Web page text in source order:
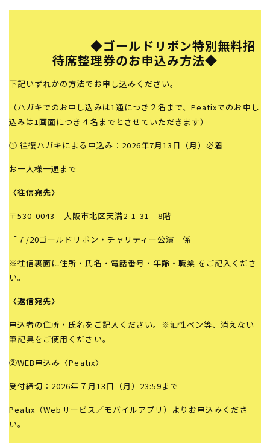
◆ゴールドリボン特別無料招
待席整理券のお申込み方法◆
下記いずれかの方法でお申し込みください。
（ハガキでのお申し込みは1通につき２名まで、Peatixでのお申し
込みは1画面につき４名までとさせていただきます）
① 往復ハガキによる申込み：2026年7月13日（月）必着
お一人様一通まで
〈往信宛先〉
〒530-0043 大阪市北区天満2-1-31 - 8階
「７/20ゴールドリボン・チャリティー公演」係
※往信裏面に住所・氏名・電話番号・年齢・職業 をご記入くださ
い。
〈返信宛先〉
申込者の住所・氏名をご記入ください。※油性ペン等、消えない
筆記具をご使用ください。
②WEB申込み〈Peatix〉
受付締切：2026年７月13日（月）23:59まで
Peatix（Webサービス／モバイルアプリ）よりお申込みくださ
い。